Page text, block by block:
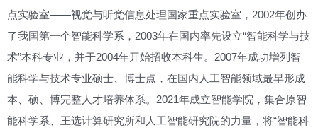
点实验室——视觉与听觉信息处理国家重点实验室，2002年创办
了我国第一个智能科学系，2003年在国内率先设立“智能科学与技
术”本科专业，并于2004年开始招收本科生。2007年成功增列智
能科学与技术专业硕士、博士点，在国内人工智能领域最早形成
本、硕、博完整人才培养体系。2021年成立智能学院，集合原智
能科学系、王选计算研究所和人工智能研究院的力量，将“智能科